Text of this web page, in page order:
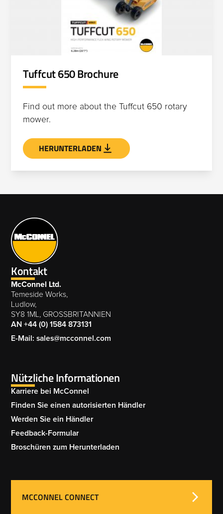
Tuffcut 650 Brochure
Find out more about the Tuffcut 650 rotary
mower.
HERUNTERLADEN
Kontakt
McConnel Ltd.
Temeside Works,
Ludlow,
SY8 1ML, GROSSBRITANNIEN
AN +44 (0) 1584 873131
E-Mail: sales@mcconnel.com
Nützliche Informationen
Karriere bei McConnel
Finden Sie einen autorisierten Händler
Werden Sie ein Händler
Feedback-Formular
Broschüren zum Herunterladen
MCCONNEL CONNECT